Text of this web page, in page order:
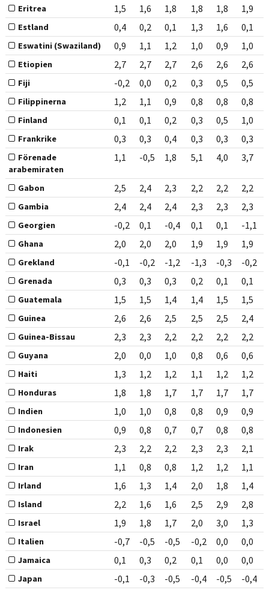
Eritrea 1,5 1,6 1,8 1,8 1,8 1,9
Estland 0,4 0,2 0,1 1,3 1,6 0,1
Eswatini (Swaziland) 0,9 1,1 1,2 1,0 0,9 1,0
Etiopien 2,7 2,7 2,7 2,6 2,6 2,6
Fiji -0,2 0,0 0,2 0,3 0,5 0,5
Filippinerna 1,2 1,1 0,9 0,8 0,8 0,8
Finland 0,1 0,1 0,2 0,3 0,5 1,0
Frankrike 0,3 0,3 0,4 0,3 0,3 0,3
Förenade
arabemiraten
1,1 -0,5 1,8 5,1 4,0 3,7
Gabon 2,5 2,4 2,3 2,2 2,2 2,2
Gambia 2,4 2,4 2,4 2,3 2,3 2,3
Georgien -0,2 0,1 -0,4 0,1 0,1 -1,1
Ghana 2,0 2,0 2,0 1,9 1,9 1,9
Grekland -0,1 -0,2 -1,2 -1,3 -0,3 -0,2
Grenada 0,3 0,3 0,3 0,2 0,1 0,1
Guatemala 1,5 1,5 1,4 1,4 1,5 1,5
Guinea 2,6 2,6 2,5 2,5 2,5 2,4
Guinea-Bissau 2,3 2,3 2,2 2,2 2,2 2,2
Guyana 2,0 0,0 1,0 0,8 0,6 0,6
Haiti 1,3 1,2 1,2 1,1 1,2 1,2
Honduras 1,8 1,8 1,7 1,7 1,7 1,7
Indien 1,0 1,0 0,8 0,8 0,9 0,9
Indonesien 0,9 0,8 0,7 0,7 0,8 0,8
Irak 2,3 2,2 2,2 2,3 2,3 2,1
Iran 1,1 0,8 0,8 1,2 1,2 1,1
Irland 1,6 1,3 1,4 2,0 1,8 1,4
Island 2,2 1,6 1,6 2,5 2,9 2,8
Israel 1,9 1,8 1,7 2,0 3,0 1,3
Italien -0,7 -0,5 -0,5 -0,2 0,0 0,0
Jamaica 0,1 0,3 0,2 0,1 0,0 0,0
Japan -0,1 -0,3 -0,5 -0,4 -0,5 -0,4